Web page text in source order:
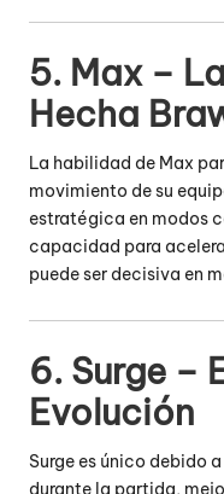
5. Max –
Hecha
La habilidad de Max
movimiento de su
estratégica en modos
capacidad para
puede ser decisiva en
6. Surge –
Evolución
Surge es único debido
durante la partida,